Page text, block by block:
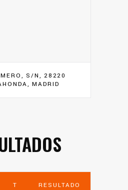
S/N, 28220
MADRID
T RESULTADO